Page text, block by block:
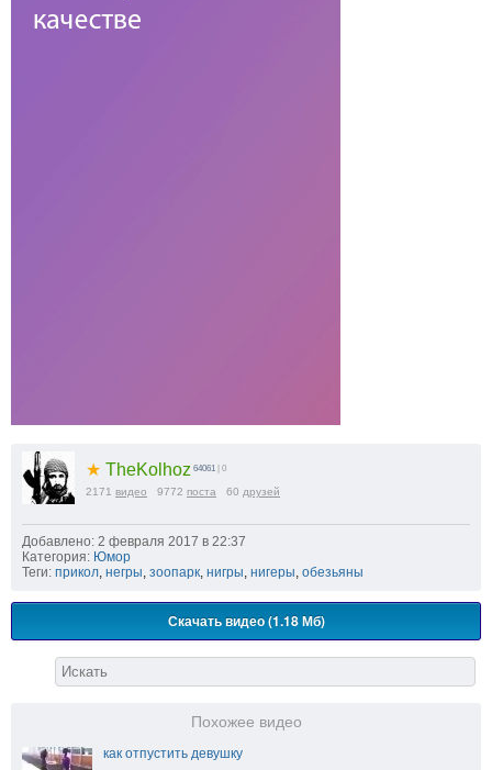
★ TheKolhoz 64061 | 0
2171 видео 9772 поста 60 друзей
Добавлено: 2 февраля 2017 в 22:37
Категория: Юмор
Теги: прикол, негры, зоопарк, нигры, нигеры, обезьяны
Скачать видео (1.18 Мб)
Похожее видео
как отпустить девушку